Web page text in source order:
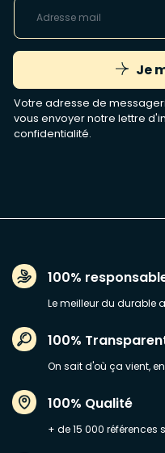
Je
Votre adresse de
vous envoyer notre lettre
confidentialité.
100%
Le meilleur du durable
100%
On sait d'où ça vient,
100% Qualité
+ de 15 000